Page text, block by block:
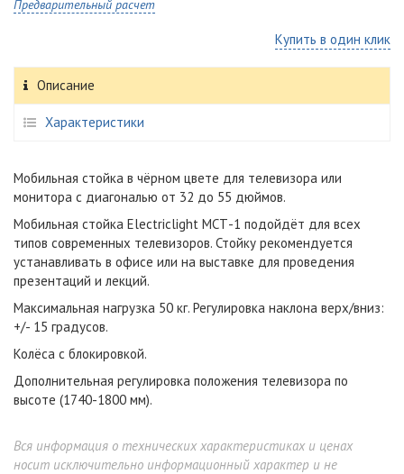
Предварительный расчет
Купить в один клик
Описание
Характеристики
Мобильная стойка в чёрном цвете для телевизора или
монитора с диагональю от 32 до 55 дюймов.
Мобильная стойка Electriclight МСТ-1 подойдёт для всех
типов современных телевизоров. Стойку рекомендуется
устанавливать в офисе или на выставке для проведения
презентаций и лекций.
Максимальная нагрузка 50 кг. Регулировка наклона верх/вниз:
+/- 15 градусов.
Колёса с блокировкой.
Дополнительная регулировка положения телевизора по
высоте (1740-1800 мм).
Вся информация о технических характеристиках и ценах
носит исключительно информационный характер и не